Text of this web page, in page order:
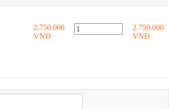
2.750.000
VNĐ
2.750.000
VNĐ